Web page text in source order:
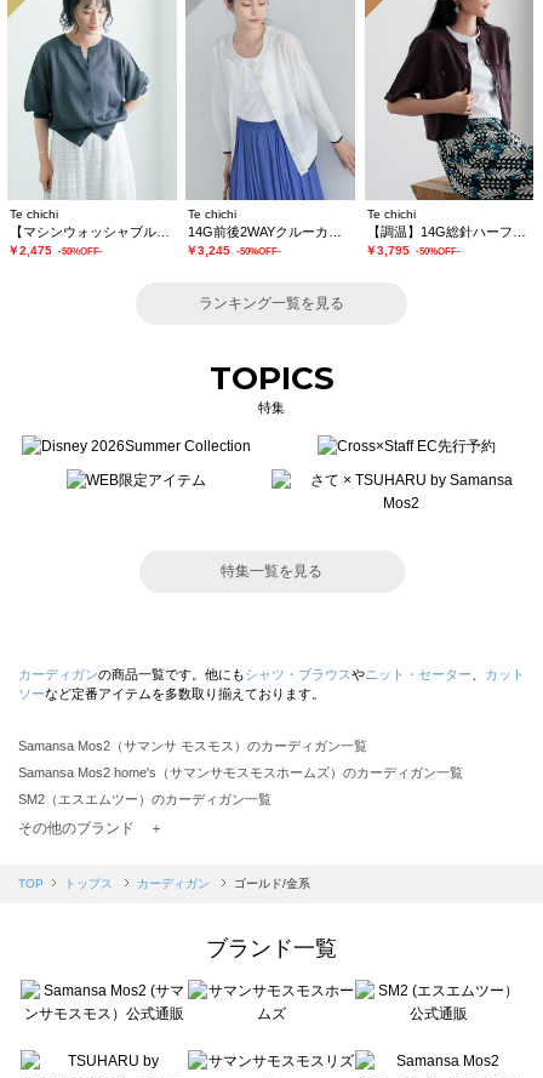
Te chichi
￥2,475 -50%OFF-
Te chichi
￥3,245 -50%OFF-
Te chichi
￥3,795 -50%OFF-
ランキング一覧を見る
TOPICS
特集
特集一覧を見る
カーディガンの商品一覧です。他にもシャツ・ブラウスやニット・セーター
カット
ソーなど定番アイテムを多数取り揃えております。
Samansa Mos2（サマンサ モスモス）のカーディガン一覧
Samansa Mos2 home's（サマンサモスモスホームズ）のカーディガン一覧
SM2（エスエムツー）のカーディガン一覧
TSUHARU by Samansa Mos2（ツハルバイサマンサモスモス）のカーディガン一覧
Samansa Mos2 blue（サマンサモスモス ブルー）のカーディガン一覧
sō4ū（ソウフォーユー）のカーディガン一覧
Te chichi（テチチ）のカーディガン一覧
Te chichi CLASSIC（テチチ クラシック）のカーディガン一覧
Lugnoncure（ルノンキュール）のカーディガン一覧
その他のブランド ＋
TOP トップス カーディガン ゴールド/金系
ブランド一覧